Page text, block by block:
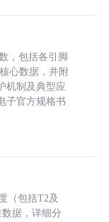
，包括各引脚
心数据，并附
机制及典型应
子官方规格书
（包括T2及
数据，详细分